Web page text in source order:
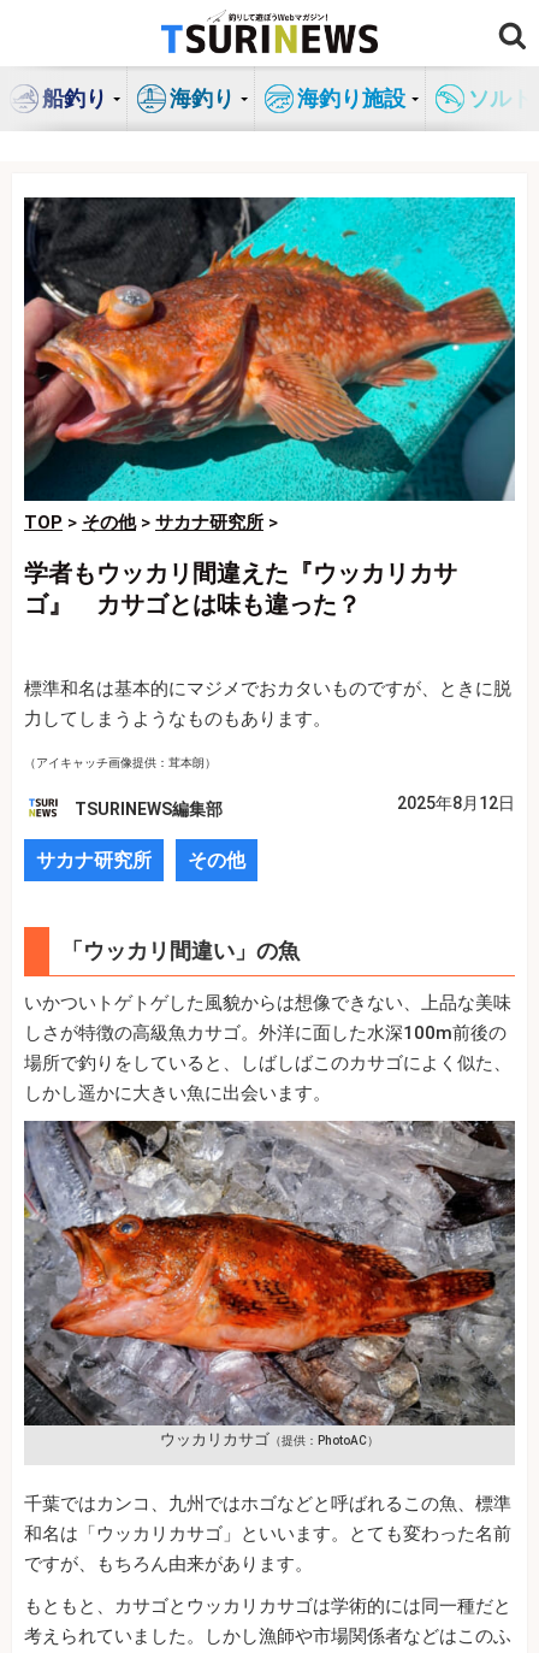
ン
船釣り 海釣り 海釣り施設 ソル
TOP > その他> サカナ研究所 >
学者もウッカリ間違えた『ウッカリカサ
ゴ』 カサゴとは味も違った？
標準和名は基本的にマジメでおカタいものですが、ときに脱
力してしまうようなものもあります。
（アイキャッチ画像提供：茸本朗）
TSURINEWS編集部 2025年8月12日
サカナ研究所 その他
「ウッカリ間違い」の魚
いかついトゲトゲした風貌からは想像できない、上品な美味
しさが特徴の高級魚カサゴ。外洋に面した水深100m前後の
場所で釣りをしていると、しばしばこのカサゴによく似た、
しかし遥かに大きい魚に出会います。
ウッカリカサゴ （提供：PhotoAC）
千葉ではカンコ、九州ではホゴなどと呼ばれるこの魚、標準
和名は「ウッカリカサゴ」といいます。とても変わった名前
ですが、もちろん由来があります。
もともと、カサゴとウッカリカサゴは学術的には同一種だと
考えられていました。しかし漁師や市場関係者などはこのふ